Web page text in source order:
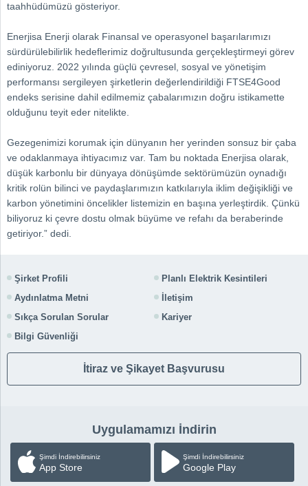
taahhüdümüzü gösteriyor.
Enerjisa Enerji olarak Finansal ve operasyonel başarılarımızı
sürdürülebilirlik hedeflerimiz doğrultusunda gerçekleştirmeyi görev
ediniyoruz. 2022 yılında güçlü çevresel, sosyal ve yönetişim
performansı sergileyen şirketlerin değerlendirildiği FTSE4Good
endeks serisine dahil edilmemiz çabalarımızın doğru istikamette
olduğunu teyit eder nitelikte.
Gezegenimizi korumak için dünyanın her yerinden sonsuz bir çaba
ve odaklanmaya ihtiyacımız var. Tam bu noktada Enerjisa olarak,
düşük karbonlu bir dünyaya dönüşümde sektörümüzün oynadığı
kritik rolün bilinci ve paydaşlarımızın katkılarıyla iklim değişikliği ve
karbon yönetimini öncelikler listemizin en başına yerleştirdik. Çünkü
biliyoruz ki çevre dostu olmak büyüme ve refahı da beraberinde
getiriyor.” dedi.
Şirket Profili
Planlı Elektrik Kesintileri
Aydınlatma Metni
İletişim
Sıkça Sorulan Sorular
Kariyer
Bilgi Güvenliği
İtiraz ve Şikayet Başvurusu
Uygulamamızı İndirin
Şimdi İndirebilirsiniz
App Store
Şimdi İndirebilirsiniz
Google Play